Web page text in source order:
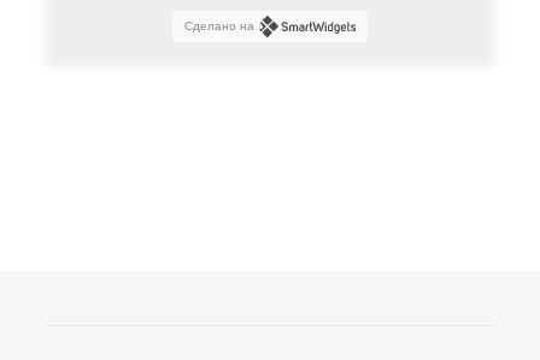
Сделано на